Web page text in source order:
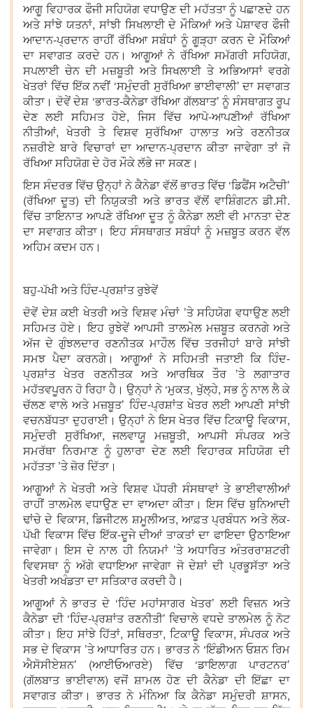
ਆਗੂ ਵਿਹਾਰਕ ਫੌਜੀ ਸਹਿਯੋਗ ਵਧਾਉਣ ਦੀ ਮਹੱਤਤਾ ਨੂੰ ਪਛਾਣਦੇ ਹਨ
ਅਤੇ ਸਾਂਝੇ ਯਤਨਾਂ, ਸਾਂਝੀ ਸਿਖਲਾਈ ਦੇ ਮੌਕਿਆਂ ਅਤੇ ਪੇਸ਼ਾਵਰ ਫੌਜੀ
ਆਦਾਨ-ਪ੍ਰਦਾਨ ਰਾਹੀਂ ਰੱਖਿਆ ਸਬੰਧਾਂ ਨੂੰ ਗੂੜ੍ਹਾ ਕਰਨ ਦੇ ਮੌਕਿਆਂ
ਦਾ ਸਵਾਗਤ ਕਰਦੇ ਹਨ। ਆਗੂਆਂ ਨੇ ਰੱਖਿਆ ਸਮੱਗਰੀ ਸਹਿਯੋਗ,
ਸਪਲਾਈ ਚੇਨ ਦੀ ਮਜ਼ਬੂਤੀ ਅਤੇ ਸਿਖਲਾਈ ਤੇ ਅਭਿਆਸਾਂ ਵਰਗੇ
ਖੇਤਰਾਂ ਵਿੱਚ ਇੱਕ ਨਵੀਂ ‘ਸਮੁੰਦਰੀ ਸੁਰੱਖਿਆ ਭਾਈਵਾਲੀ’ ਦਾ ਸਵਾਗਤ
ਕੀਤਾ। ਦੋਵੇਂ ਦੇਸ਼ ‘ਭਾਰਤ-ਕੈਨੇਡਾ ਰੱਖਿਆ ਗੱਲਬਾਤ’ ਨੂੰ ਸੰਸਥਾਗਤ ਰੂਪ
ਦੇਣ ਲਈ ਸਹਿਮਤ ਹੋਏ, ਜਿਸ ਵਿੱਚ ਆਪੋ-ਆਪਣੀਆਂ ਰੱਖਿਆ
ਨੀਤੀਆਂ, ਖੇਤਰੀ ਤੇ ਵਿਸ਼ਵ ਸੁਰੱਖਿਆ ਹਾਲਾਤ ਅਤੇ ਰਣਨੀਤਕ
ਨਜ਼ਰੀਏ ਬਾਰੇ ਵਿਚਾਰਾਂ ਦਾ ਆਦਾਨ-ਪ੍ਰਦਾਨ ਕੀਤਾ ਜਾਵੇਗਾ ਤਾਂ ਜੋ
ਰੱਖਿਆ ਸਹਿਯੋਗ ਦੇ ਹੋਰ ਮੌਕੇ ਲੱਭੇ ਜਾ ਸਕਣ।
ਇਸ ਸੰਦਰਭ ਵਿੱਚ ਉਨ੍ਹਾਂ ਨੇ ਕੈਨੇਡਾ ਵੱਲੋਂ ਭਾਰਤ ਵਿੱਚ ‘ਡਿਫੈਂਸ ਅਟੈਚੀ’
(ਰੱਖਿਆ ਦੂਤ) ਦੀ ਨਿਯੁਕਤੀ ਅਤੇ ਭਾਰਤ ਵੱਲੋਂ ਵਾਸ਼ਿੰਗਟਨ ਡੀ.ਸੀ.
ਵਿੱਚ ਤਾਇਨਾਤ ਆਪਣੇ ਰੱਖਿਆ ਦੂਤ ਨੂੰ ਕੈਨੇਡਾ ਲਈ ਵੀ ਮਾਨਤਾ ਦੇਣ
ਦਾ ਸਵਾਗਤ ਕੀਤਾ। ਇਹ ਸੰਸਥਾਗਤ ਸਬੰਧਾਂ ਨੂੰ ਮਜ਼ਬੂਤ ਕਰਨ ਵੱਲ
ਅਹਿਮ ਕਦਮ ਹਨ।
ਬਹੁ-ਪੱਖੀ ਅਤੇ ਹਿੰਦ-ਪ੍ਰਸ਼ਾਂਤ ਰੁਝੇਵੇਂ
ਦੋਵੇਂ ਦੇਸ਼ ਕਈ ਖੇਤਰੀ ਅਤੇ ਵਿਸ਼ਵ ਮੰਚਾਂ ’ਤੇ ਸਹਿਯੋਗ ਵਧਾਉਣ ਲਈ
ਸਹਿਮਤ ਹੋਏ। ਇਹ ਰੁਝੇਵੇਂ ਆਪਸੀ ਤਾਲਮੇਲ ਮਜ਼ਬੂਤ ਕਰਨਗੇ ਅਤੇ
ਅੱਜ ਦੇ ਗੁੰਝਲਦਾਰ ਰਣਨੀਤਕ ਮਾਹੌਲ ਵਿੱਚ ਤਰਜੀਹਾਂ ਬਾਰੇ ਸਾਂਝੀ
ਸਮਝ ਪੈਦਾ ਕਰਨਗੇ। ਆਗੂਆਂ ਨੇ ਸਹਿਮਤੀ ਜਤਾਈ ਕਿ ਹਿੰਦ-
ਪ੍ਰਸ਼ਾਂਤ ਖੇਤਰ ਰਣਨੀਤਕ ਅਤੇ ਆਰਥਿਕ ਤੌਰ ’ਤੇ ਲਗਾਤਾਰ
ਮਹੱਤਵਪੂਰਨ ਹੋ ਰਿਹਾ ਹੈ। ਉਨ੍ਹਾਂ ਨੇ ‘ਮੁਕਤ, ਖੁੱਲ੍ਹੇ, ਸਭ ਨੂੰ ਨਾਲ ਲੈ ਕੇ
ਚੱਲਣ ਵਾਲੇ ਅਤੇ ਮਜ਼ਬੂਤ’ ਹਿੰਦ-ਪ੍ਰਸ਼ਾਂਤ ਖੇਤਰ ਲਈ ਆਪਣੀ ਸਾਂਝੀ
ਵਚਨਬੱਧਤਾ ਦੁਹਰਾਈ। ਉਨ੍ਹਾਂ ਨੇ ਇਸ ਖੇਤਰ ਵਿੱਚ ਟਿਕਾਊ ਵਿਕਾਸ,
ਸਮੁੰਦਰੀ ਸੁਰੱਖਿਆ, ਜਲਵਾਯੂ ਮਜ਼ਬੂਤੀ, ਆਪਸੀ ਸੰਪਰਕ ਅਤੇ
ਸਮਰੱਥਾ ਨਿਰਮਾਣ ਨੂੰ ਹੁਲਾਰਾ ਦੇਣ ਲਈ ਵਿਹਾਰਕ ਸਹਿਯੋਗ ਦੀ
ਮਹੱਤਤਾ ’ਤੇ ਜ਼ੋਰ ਦਿੱਤਾ।
ਆਗੂਆਂ ਨੇ ਖੇਤਰੀ ਅਤੇ ਵਿਸ਼ਵ ਪੱਧਰੀ ਸੰਸਥਾਵਾਂ ਤੇ ਭਾਈਵਾਲੀਆਂ
ਰਾਹੀਂ ਤਾਲਮੇਲ ਵਧਾਉਣ ਦਾ ਵਾਅਦਾ ਕੀਤਾ। ਇਸ ਵਿੱਚ ਬੁਨਿਆਦੀ
ਢਾਂਚੇ ਦੇ ਵਿਕਾਸ, ਡਿਜੀਟਲ ਸ਼ਮੂਲੀਅਤ, ਆਫ਼ਤ ਪ੍ਰਬੰਧਨ ਅਤੇ ਲੋਕ-
ਪੱਖੀ ਵਿਕਾਸ ਵਿੱਚ ਇੱਕ-ਦੂਜੇ ਦੀਆਂ ਤਾਕਤਾਂ ਦਾ ਫਾਇਦਾ ਉਠਾਇਆ
ਜਾਵੇਗਾ। ਇਸ ਦੇ ਨਾਲ ਹੀ ਨਿਯਮਾਂ ’ਤੇ ਅਧਾਰਿਤ ਅੰਤਰਰਾਸ਼ਟਰੀ
ਵਿਵਸਥਾ ਨੂੰ ਅੱਗੇ ਵਧਾਇਆ ਜਾਵੇਗਾ ਜੋ ਦੇਸ਼ਾਂ ਦੀ ਪ੍ਰਭੂਸੱਤਾ ਅਤੇ
ਖੇਤਰੀ ਅਖੰਡਤਾ ਦਾ ਸਤਿਕਾਰ ਕਰਦੀ ਹੈ।
ਆਗੂਆਂ ਨੇ ਭਾਰਤ ਦੇ ‘ਹਿੰਦ ਮਹਾਂਸਾਗਰ ਖੇਤਰ’ ਲਈ ਵਿਜ਼ਨ ਅਤੇ
ਕੈਨੇਡਾ ਦੀ ‘ਹਿੰਦ-ਪ੍ਰਸ਼ਾਂਤ ਰਣਨੀਤੀ’ ਵਿਚਾਲੇ ਵਧਦੇ ਤਾਲਮੇਲ ਨੂੰ ਨੋਟ
ਕੀਤਾ। ਇਹ ਸਾਂਝੇ ਹਿੱਤਾਂ, ਸਥਿਰਤਾ, ਟਿਕਾਊ ਵਿਕਾਸ, ਸੰਪਰਕ ਅਤੇ
ਸਭ ਦੇ ਵਿਕਾਸ ’ਤੇ ਆਧਾਰਿਤ ਹਨ। ਭਾਰਤ ਨੇ ‘ਇੰਡੀਅਨ ਓਸ਼ਨ ਰਿਮ
ਐਸੋਸੀਏਸ਼ਨ’ (ਆਈਓਆਰਏ) ਵਿੱਚ ‘ਡਾਇਲਾਗ ਪਾਰਟਨਰ’
(ਗੱਲਬਾਤ ਭਾਈਵਾਲ) ਵਜੋਂ ਸ਼ਾਮਲ ਹੋਣ ਦੀ ਕੈਨੇਡਾ ਦੀ ਇੱਛਾ ਦਾ
ਸਵਾਗਤ ਕੀਤਾ। ਭਾਰਤ ਨੇ ਮੰਨਿਆ ਕਿ ਕੈਨੇਡਾ ਸਮੁੰਦਰੀ ਸ਼ਾਸਨ,